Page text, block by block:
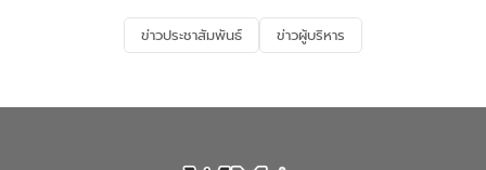
และการบำบัดน้ำเสียเบื้องต้น” โดยให้ความรู้
เกี่ยวกับสาเหตุและผลกระทบของน้ำเสีย
ณ เทศบาลตำบลบางเลน จังหวัดนครปฐม
ข่าวประชาสัมพันธ์ ข่าวผู้บริหาร